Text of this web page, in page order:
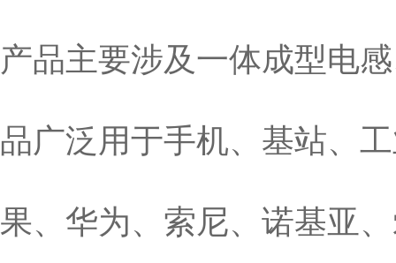
产品主要涉及一体成型电
品广泛用于手机、基站、
果、华为、索尼、诺基亚